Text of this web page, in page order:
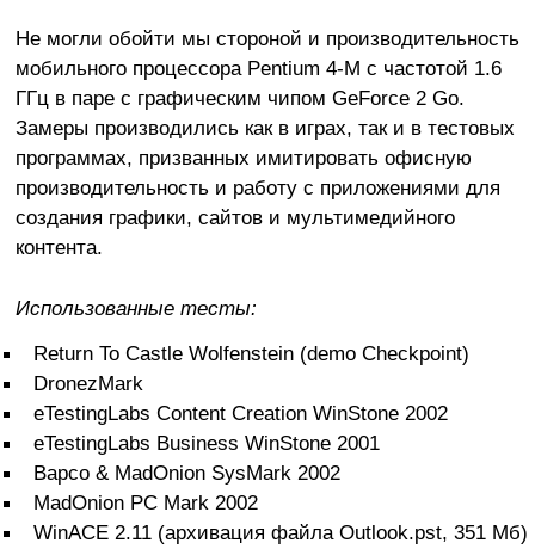
Не могли обойти мы стороной и производительность
мобильного процессора Pentium 4-M с частотой 1.6
ГГц в паре с графическим чипом GeForce 2 Go.
Замеры производились как в играх, так и в тестовых
программах, призванных имитировать офисную
производительность и работу с приложениями для
создания графики, сайтов и мультимедийного
контента.
Использованные тесты:
Return To Castle Wolfenstein (demo Checkpoint)
DronezMark
eTestingLabs Content Creation WinStone 2002
eTestingLabs Business WinStone 2001
Bapco & MadOnion SysMark 2002
MadOnion PC Mark 2002
WinACE 2.11 (архивация файла Outlook.pst, 351 Мб)